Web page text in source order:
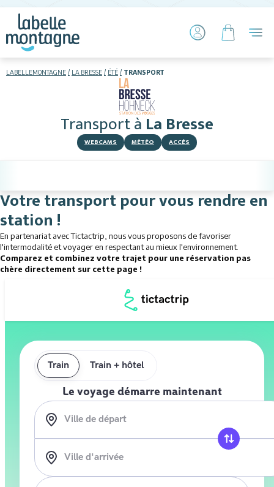
LABELLEMONTAGNE LA BRESSE ÉTÉ TRANSPORT
TransportàLa Bresse
WEBCAMS MÉTÉO ACCÈS
Hébergements
VTT
Luge sur rails
+ Activités
Restauration
Votre transport pour vous rendre en
station !
En partenariat avec Tictactrip, nous vous proposons de favoriser
l'intermodalité et voyager en respectant au mieux l'environnement.
Comparez et combinez votre trajet pour une réservation pas
chère directement sur cette page !